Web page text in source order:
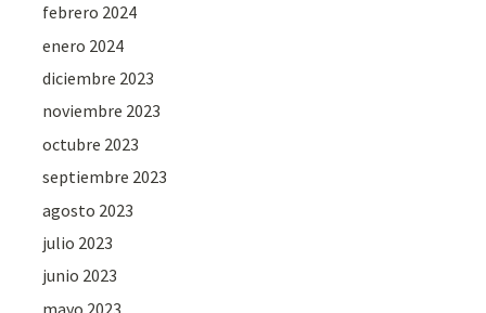
febrero 2024
enero 2024
diciembre 2023
noviembre 2023
octubre 2023
septiembre 2023
agosto 2023
julio 2023
junio 2023
mayo 2023